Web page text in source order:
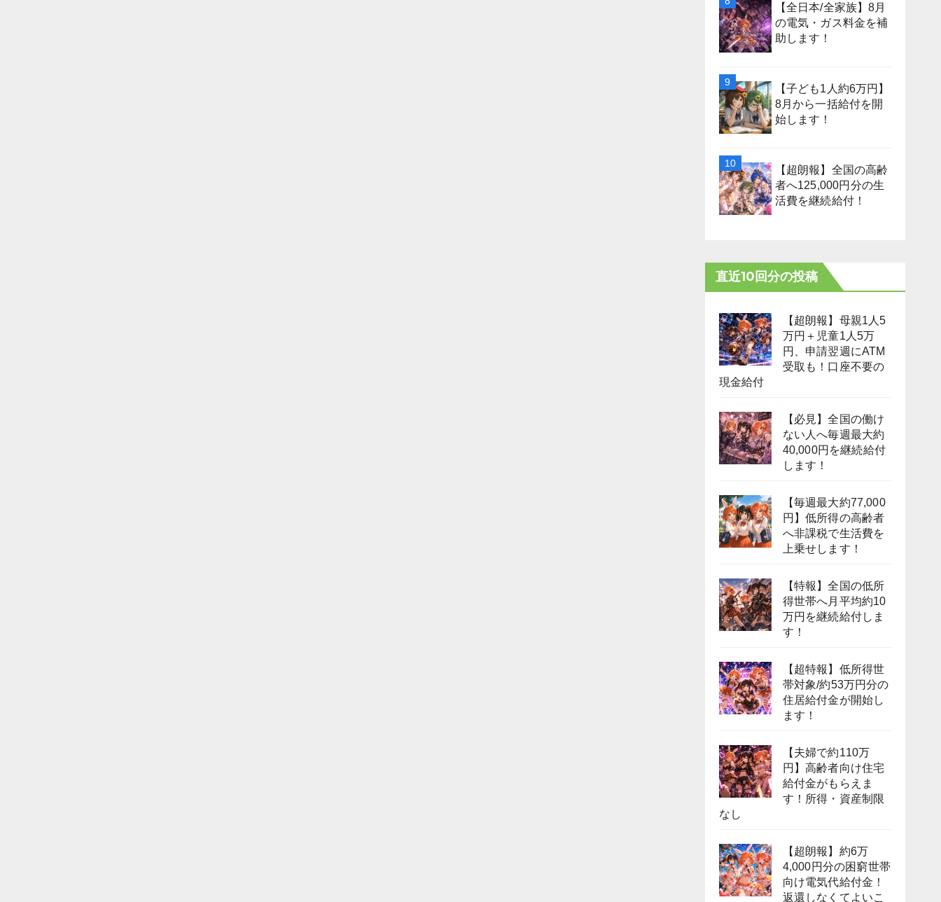
【全日本/全家族】8月
の電気・ガス料金を補
助します！
【子ども1人約6万円】
8月から一括給付を開
始します！
【超朗報】全国の高齢
者へ125,000円分の生
活費を継続給付！
直近10回分の投稿
【超朗報】母親1人5
万円＋児童1人5万
円、申請翌週にATM
受取も！口座不要の
現金給付
【必見】全国の働け
ない人へ毎週最大約
40,000円を継続給付
します！
【毎週最大約77,000
円】低所得の高齢者
へ非課税で生活費を
上乗せします！
【特報】全国の低所
得世帯へ月平均約10
万円を継続給付しま
す！
【超特報】低所得世
帯対象/約53万円分の
住居給付金が開始し
ます！
【夫婦で約110万
円】高齢者向け住宅
給付金がもらえま
す！所得・資産制限
なし
【超朗報】約6万
4,000円分の困窮世帯
向け電気代給付金！
返還しなくてよいこ